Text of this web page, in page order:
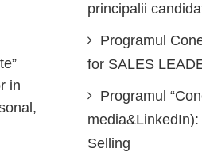
in
principalii
Programul
for SALES
Programul
Selling